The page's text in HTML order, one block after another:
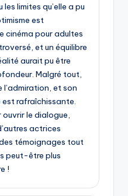
les limites qu’elle a pu
est
cinéma pour adultes
et un équilibre
aurait pu être
Malgré tout,
et son
rafraîchissante.
le dialogue,
actrices
témoignages tout
peut-être plus
!